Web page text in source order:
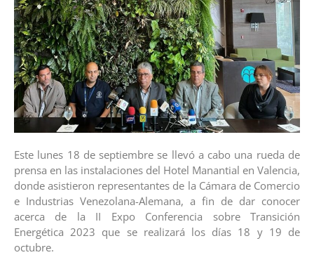
Este lunes 18 de septiembre se llevó a cabo una rueda de
prensa en las instalaciones del Hotel Manantial en Valencia,
donde asistieron representantes de la Cámara de Comercio
e Industrias Venezolana-Alemana, a fin de dar conocer
acerca de la II Expo Conferencia sobre Transición
Energética 2023 que se realizará los días 18 y 19 de
octubre.